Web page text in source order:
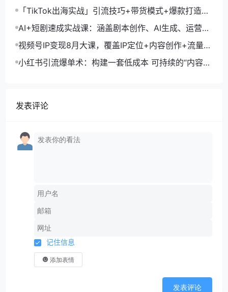
月询盘转化率提升200%
「TikTok出海实战」引流技巧+带货模式+爆款打造，
单月变现10万+秘籍
AI+短剧速成实战课：涵盖剧本创作、AI生成、运营变
现，单部剧收益破万
视频号IP变现8月大课，覆盖IP定位+内容创作+流量获
取+合规运营+商业转化
小红书引流爆单术：构建一套低成本 可持续的“内容-
发表评论
记住信息
添加表情
发表评论